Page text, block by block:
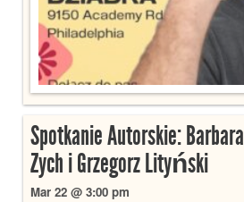
Spotkanie Autorskie:
Zych i Grzegorz Lityński
Mar 22 @ 3:00 pm